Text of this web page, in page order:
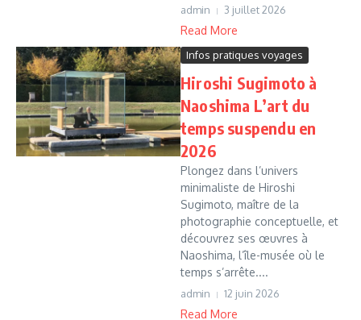
admin 3 juillet 2026
Read More
Infos pratiques voyages
Hiroshi Sugimoto à
Naoshima L’art du
temps suspendu en
2026
Plongez dans l’univers
minimaliste de Hiroshi
Sugimoto, maître de la
photographie conceptuelle, et
découvrez ses œuvres à
Naoshima, l’île-musée où le
temps s’arrête....
admin 12 juin 2026
Read More